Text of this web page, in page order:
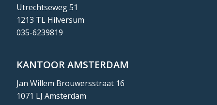
Utrechtseweg 51
1213 TL Hilversum
035-6239819
KANTOOR AMSTERDAM
Jan Willem Brouwersstraat 16
1071 LJ Amsterdam